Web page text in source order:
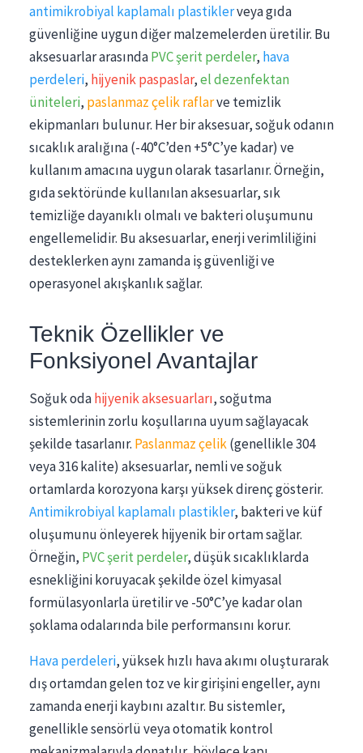
antimikrobiyal kaplamalı plastiklerveya gıda
güvenliğine uygun diğer malzemelerden üretilir. Bu
aksesuarlar arasındaPVC şerit perdeler, hava
perdeleri, hijyenik paspaslar,el dezenfektan
üniteleri, paslanmaz çelik raflarve temizlik
ekipmanları bulunur. Her bir aksesuar, soğuk odanın
sıcaklık aralığına (-40°C’den +5°C’ye kadar) ve
kullanım amacına uygun olarak tasarlanır. Örneğin,
gıda sektöründe kullanılan aksesuarlar, sık
temizliğe dayanıklı olmalı ve bakteri oluşumunu
engellemelidir. Bu aksesuarlar, enerji verimliliğini
desteklerken aynı zamanda iş güvenliği ve
operasyonel akışkanlık sağlar.
Teknik Özellikler ve
Fonksiyonel Avantajlar
Soğuk odahijyenik aksesuarları, soğutma
sistemlerinin zorlu koşullarına uyum sağlayacak
şekilde tasarlanır. Paslanmaz çelik(genellikle 304
veya 316 kalite) aksesuarlar, nemli ve soğuk
ortamlarda korozyona karşı yüksek direnç gösterir.
Antimikrobiyal kaplamalı plastikler, bakteri ve küf
oluşumunu önleyerek hijyenik bir ortam sağlar.
Örneğin, PVC şerit perdeler, düşük sıcaklıklarda
esnekliğini koruyacak şekilde özel kimyasal
formülasyonlarla üretilir ve -50°C’ye kadar olan
şoklama odalarında bile performansını korur.
Hava perdeleri, yüksek hızlı hava akımı oluşturarak
dış ortamdan gelen toz ve kir girişini engeller, aynı
zamanda enerji kaybını azaltır. Bu sistemler,
genellikle sensörlü veya otomatik kontrol